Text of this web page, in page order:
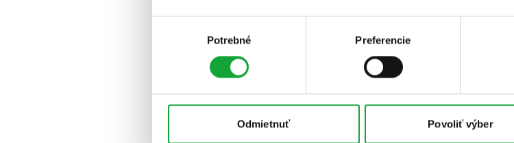
Potrebné Preferencie
Odmietnuť Povoliť výber